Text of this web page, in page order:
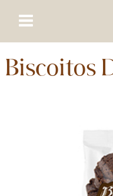
Biscoitos